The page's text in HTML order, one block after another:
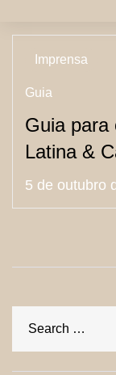
Tag:
Guia
Imprensa
Guia
Guia para
Latina &
5 de outubro